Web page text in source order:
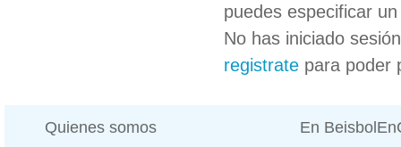
puedes especificar
No has iniciado
registrate para poder
Quienes somos En